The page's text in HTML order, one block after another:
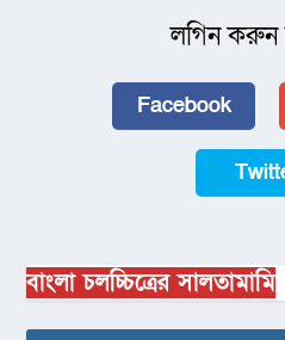
লগিন
Facebook
বাংলা চলচ্চিত্রের সালতামামি